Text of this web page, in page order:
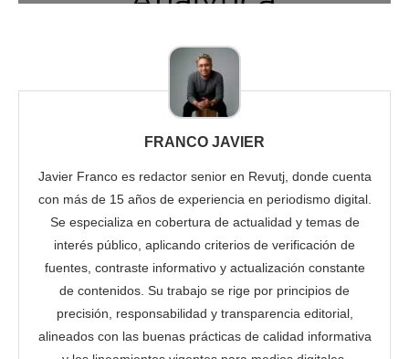
FRANCO JAVIER
Javier Franco es redactor senior en Revutj, donde cuenta
con más de 15 años de experiencia en periodismo digital.
Se especializa en cobertura de actualidad y temas de
interés público, aplicando criterios de verificación de
fuentes, contraste informativo y actualización constante
de contenidos. Su trabajo se rige por principios de
precisión, responsabilidad y transparencia editorial,
alineados con las buenas prácticas de calidad informativa